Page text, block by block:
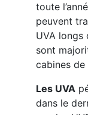
toute
peuvent
UVA longs
sont
cabines
Les UVA
dans le